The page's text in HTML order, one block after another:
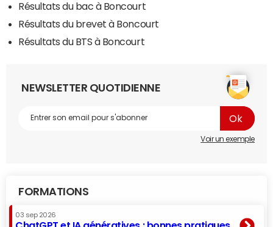
Résultats du bac à Boncourt
Résultats du brevet à Boncourt
Résultats du BTS à Boncourt
NEWSLETTER QUOTIDIENNE
Voir un exemple
FORMATIONS
03 sep 2026